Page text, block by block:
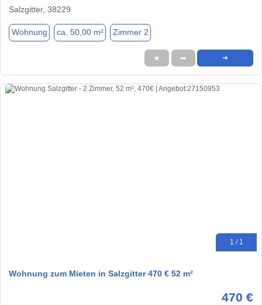
Salzgitter, 38229
Wohnung ca. 50,00 m² Zimmer 2
★ ➦ ➜
1 / 1
Wohnung zum Mieten in Salzgitter 470 € 52 m²
470 €